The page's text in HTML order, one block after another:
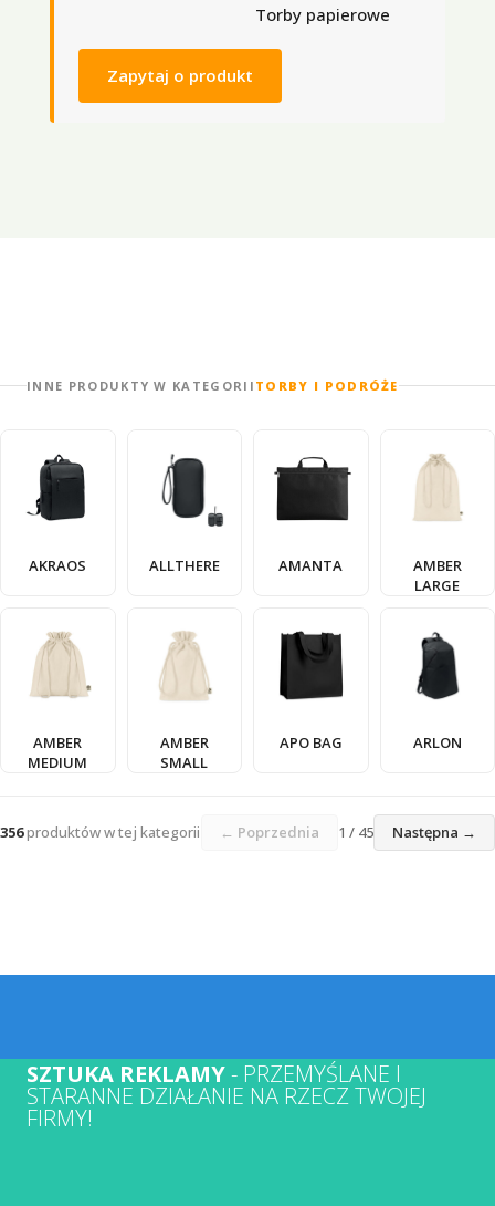
Torby papierowe
Zapytaj o produkt
INNE PRODUKTY W KATEGORII TORBY I PODRÓŻE
AKRAOS ALLTHERE AMANTA
AMBER
LARGE
AMBER
MEDIUM
AMBER
SMALL
APO BAG ARLON
356produktów w tej kategorii ← Poprzednia 1 / 45 Następna →
SZTUKA REKLAMY- PRZEMYŚLANE I
STARANNE DZIAŁANIE NA RZECZ TWOJEJ
FIRMY!